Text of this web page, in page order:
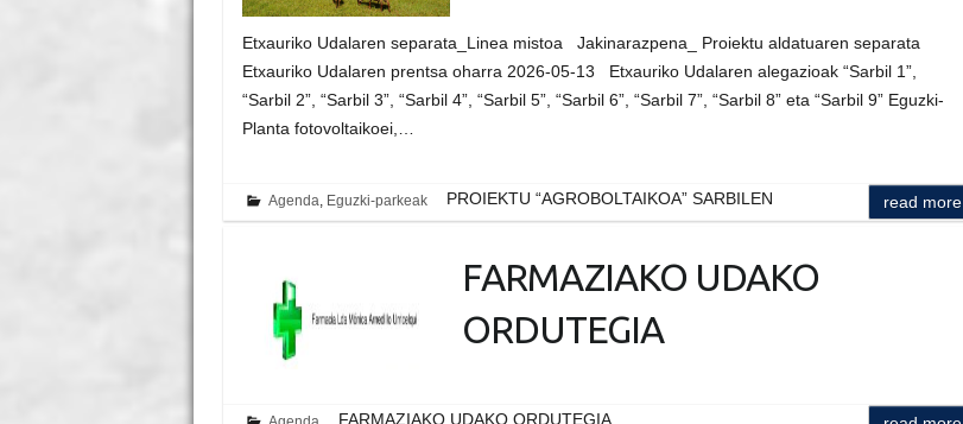
Etxauriko Udalaren separata_Linea mistoa Jakinarazpena_ Proiektu aldatuaren separata
Etxauriko Udalaren prentsa oharra 2026-05-13 Etxauriko Udalaren alegazioak “Sarbil 1”,
“Sarbil 2”, “Sarbil 3”, “Sarbil 4”, “Sarbil 5”, “Sarbil 6”, “Sarbil 7”, “Sarbil 8” eta “Sarbil 9” Eguzki-
Planta fotovoltaikoei,…
Agenda, Eguzki-parkeak PROIEKTU “AGROBOLTAIKOA” SARBILEN read more
FARMAZIAKO UDAKO
ORDUTEGIA
FARMAZIAKO UDAKO ORDUTEGIA